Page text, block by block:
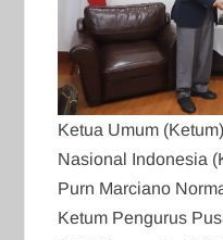
Ketua Umum
Nasional Indonesia
Purn Marciano
Ketum Pengurus